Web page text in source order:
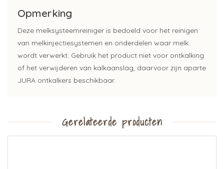
Opmerking
Deze melksysteemreiniger is bedoeld voor het reinigen
van melkinjectiesystemen en onderdelen waar melk
wordt verwerkt. Gebruik het product niet voor ontkalking
of het verwijderen van kalkaanslag, daarvoor zijn aparte
JURA ontkalkers beschikbaar.
Gerelateerde producten